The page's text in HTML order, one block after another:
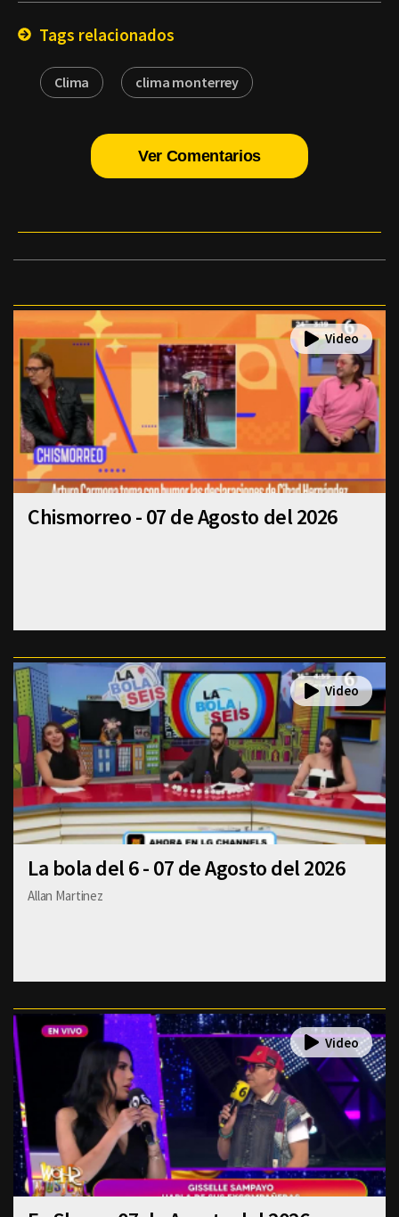
Tags relacionados
Clima clima monterrey
Ver Comentarios
Chismorreo - 07 de Agosto del 2026
La bola del 6 - 07 de Agosto del 2026
Allan Martinez